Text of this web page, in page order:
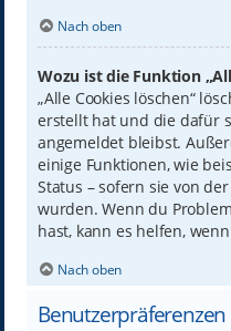
Nach oben
Wozu ist die Funktion
„Alle Cookies löschen“
erstellt hat und die dafür
angemeldet bleibst.
einige Funktionen, wie
Status – sofern sie von
wurden. Wenn du
hast, kann es helfen,
Nach oben